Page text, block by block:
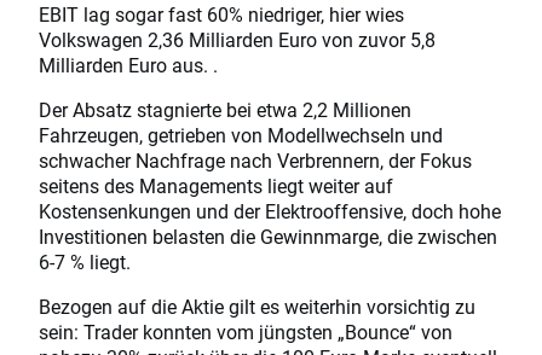
EBIT lag sogar fast 60% niedriger, hier wies
Volkswagen 2,36 Milliarden Euro von zuvor 5,8
Milliarden Euro aus. .
Der Absatz stagnierte bei etwa 2,2 Millionen
Fahrzeugen, getrieben von Modellwechseln und
schwacher Nachfrage nach Verbrennern, der Fokus
seitens des Managements liegt weiter auf
Kostensenkungen und der Elektrooffensive, doch hohe
Investitionen belasten die Gewinnmarge, die zwischen
6-7 % liegt.
Bezogen auf die Aktie gilt es weiterhin vorsichtig zu
sein: Trader konnten vom jüngsten „Bounce“ von